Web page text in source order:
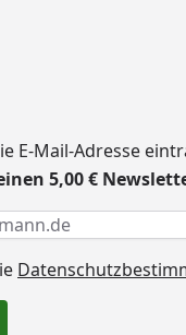
E-Mail-Adresse
5,00 €
erforderlich